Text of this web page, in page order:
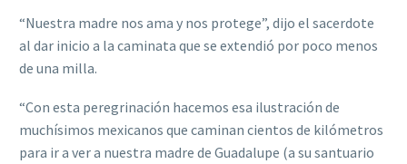
“Nuestra madre nos ama y nos protege”, dijo el sacerdote
al dar inicio a la caminata que se extendió por poco menos
de una milla.
“Con esta peregrinación hacemos esa ilustración de
muchísimos mexicanos que caminan cientos de kilómetros
para ir a ver a nuestra madre de Guadalupe (a su santuario